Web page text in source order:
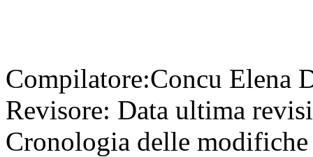
Compilatore:Concu Elena
Revisore: Data ultima
Cronologia delle